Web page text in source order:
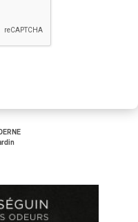
Schulhoff,
Schulhoff,